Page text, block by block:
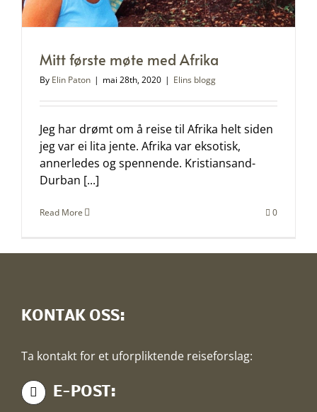
Mitt første møte med Afrika
By Elin Paton | mai 28th, 2020 | Elins blogg
Jeg har drømt om å reise til Afrika helt siden
jeg var ei lita jente. Afrika var eksotisk,
annerledes og spennende. Kristiansand-
Durban [...]
Read More 0
KONTAK OSS:
Ta kontakt for et uforpliktende reiseforslag:
E-POST: